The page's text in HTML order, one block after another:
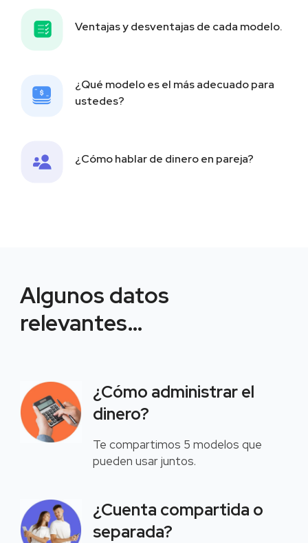
Ventajas y desventajas de cada modelo.
¿Qué modelo es el más adecuado para
ustedes?
¿Cómo hablar de dinero en pareja?
Algunos datos
relevantes…
¿Cómo administrar el
dinero?
Te compartimos 5 modelos que
pueden usar juntos.
¿Cuenta compartida o
separada?